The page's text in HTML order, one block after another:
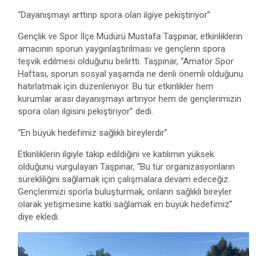
“Dayanışmayı arttırıp spora olan ilgiye pekiştiriyor”
Gençlik ve Spor İlçe Müdürü Mustafa Taşpınar, etkinliklerin
amacının sporun yaygınlaştırılması ve gençlerin spora
teşvik edilmesi olduğunu belirtti. Taşpınar, “Amatör Spor
Haftası, sporun sosyal yaşamda ne denli önemli olduğunu
hatırlatmak için düzenleniyor. Bu tür etkinlikler hem
kurumlar arası dayanışmayı artırıyor hem de gençlerimizin
spora olan ilgisini pekiştiriyor” dedi.
“En büyük hedefimiz sağlıklı bireylerdir”
Etkinliklerin ilgiyle takip edildiğini ve katılımın yüksek
olduğunu vurgulayan Taşpınar, “Bu tür organizasyonların
sürekliliğini sağlamak için çalışmalara devam edeceğiz.
Gençlerimizi sporla buluşturmak, onların sağlıklı bireyler
olarak yetişmesine katkı sağlamak en büyük hedefimiz”
diye ekledi.